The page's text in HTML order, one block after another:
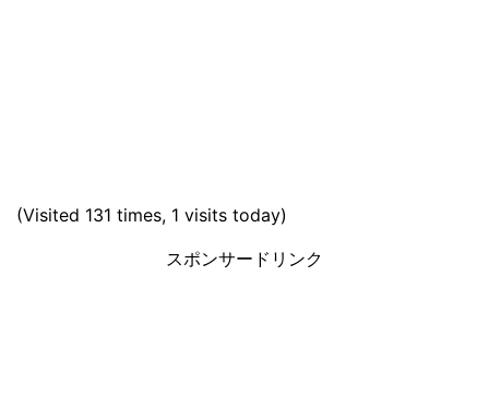
(Visited 131 times, 1 visits today)
スポンサードリンク